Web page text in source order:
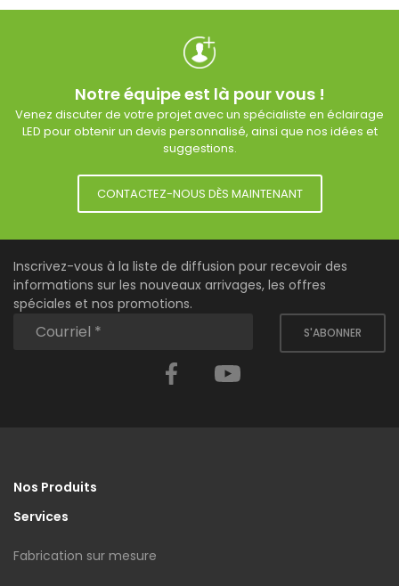
Notre équipe est là pour vous !
Venez discuter de votre projet avec un spécialiste en éclairage
LED pour obtenir un devis personnalisé, ainsi que nos idées et
suggestions.
CONTACTEZ-NOUS DÈS MAINTENANT
Inscrivez-vous à la liste de diffusion pour recevoir des
informations sur les nouveaux arrivages, les offres
spéciales et nos promotions.
S'ABONNER
Facebook
Nos Produits
Services
Fabrication sur mesure